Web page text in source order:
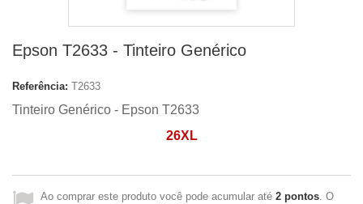
Epson T2633 - Tinteiro Genérico
Referência: T2633
Tinteiro Genérico - Epson T2633
26XL
Ao comprar este produto você pode acumular até 2 pontos. O